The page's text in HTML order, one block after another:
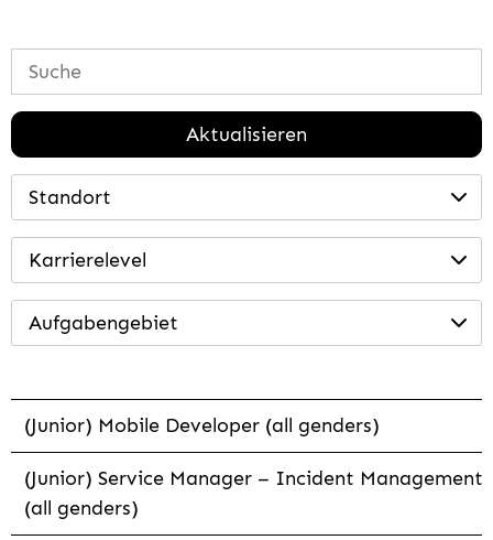
Aktualisieren
Standort
Karrierelevel
Aufgabengebiet
(Junior) Mobile Developer (all genders)
(Junior) Service Manager – Incident Management
(all genders)